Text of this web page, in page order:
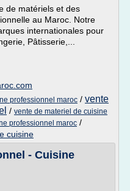
de matériels et des
au Maroc. Notre
internationales pour
Pâtisserie,...
professionnel maroc / vente
/ vente de materiel de cuisine
professionnel maroc /
cuisine
- Cuisine